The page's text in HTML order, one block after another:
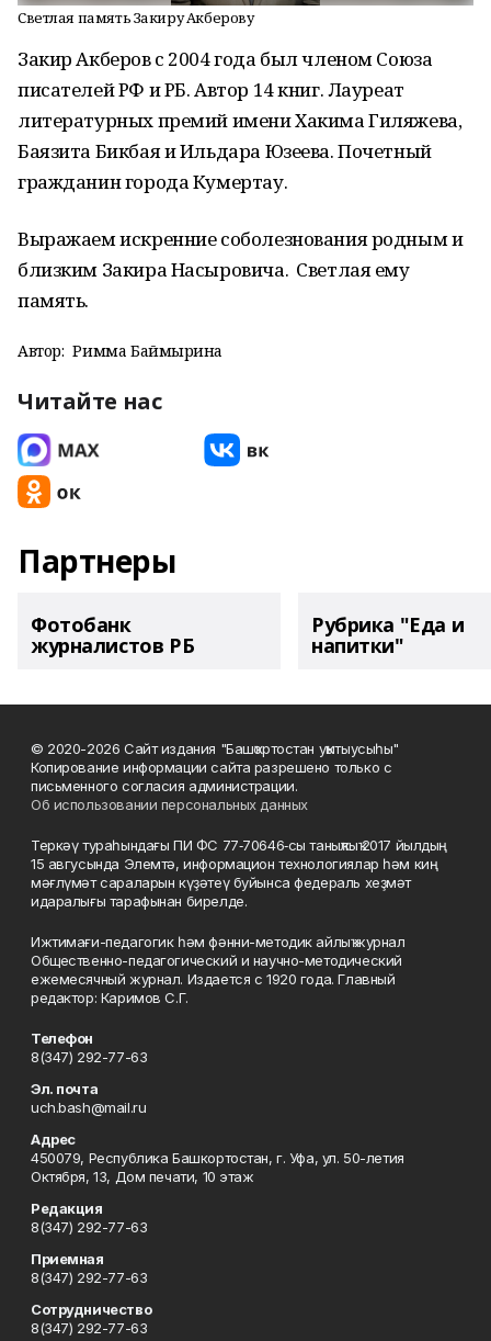
Светлая память Закиру Акберову
Закир Акберов с 2004 года был членом Союза
писателей РФ и РБ. Автор 14 книг. Лауреат
литературных премий имени Хакима Гиляжева,
Баязита Бикбая и Ильдара Юзеева. Почетный
гражданин города Кумертау.
Выражаем искренние соболезнования родным и
близким Закира Насыровича. Светлая ему
память.
Автор: Римма Баймырҙина
Читайте нас
Партнеры
Фотобанк
журналистов РБ
Рубрика "Еда и
напитки"
© 2020-2026 Сайт издания "Башҡортостан уҡытыусыһы"
Копирование информации сайта разрешено только с
письменного согласия администрации.
Об использовании персональных данных
Теркәү тураһындағы ПИ ФС 77‑70646‑сы таныҡлыҡ 2017 йылдың
15 авгусында Элемтә, информацион технологиялар һәм киң
мәғлүмәт сараларын күҙәтеү буйынса федераль хеҙмәт
идаралығы тарафынан бирелде.
Ижтимағи-педагогик һәм фәнни-методик айлыҡ журнал
Общественно-педагогический и научно-методический
ежемесячный журнал. Издается с 1920 года. Главный
редактор: Каримов С.Г.
Телефон
8(347) 292-77-63
Эл. почта
uch.bash@mail.ru
Адрес
450079, Республика Башкортостан, г. Уфа, ул. 50-летия
Октября, 13, Дом печати, 10 этаж
Редакция
8(347) 292-77-63
Приемная
8(347) 292-77-63
Сотрудничество
8(347) 292-77-63